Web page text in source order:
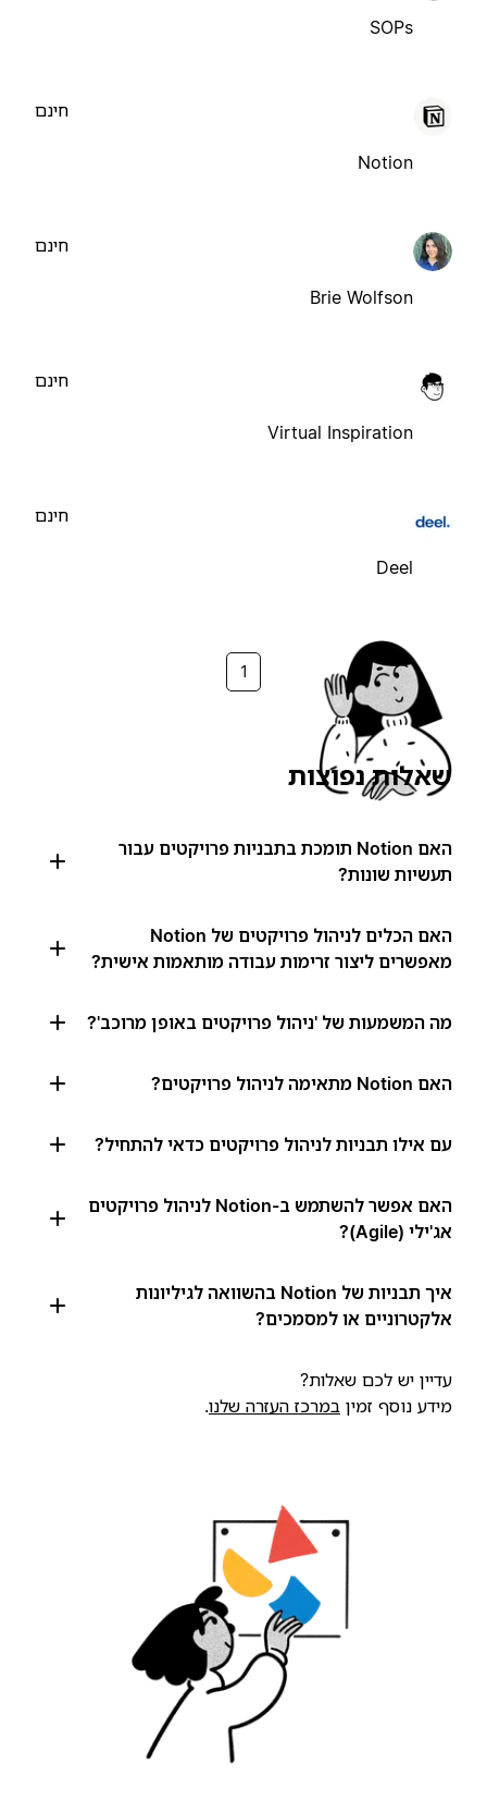
SOPs
Notion
חינם
Brie Wolfson
חינם
Virtual Inspiration
חינם
Deel
חינם
1
שאלות נפוצות
האם Notion תומכת בתבניות פרויקטים עבור
תעשיות שונות?
האם הכלים לניהול פרויקטים של Notion
מאפשרים ליצור זרימות עבודה מותאמות אישית?
מה המשמעות של 'ניהול פרויקטים באופן מרוכב'?
האם Notion מתאימה לניהול פרויקטים?
עם אילו תבניות לניהול פרויקטים כדאי להתחיל?
האם אפשר להשתמש ב-Notion לניהול פרויקטים
אג'ילי (Agile)?
איך תבניות של Notion בהשוואה לגיליונות
אלקטרוניים או למסמכים?
עדיין יש לכם שאלות?
מידע נוסף זמין במרכז העזרה שלנו.